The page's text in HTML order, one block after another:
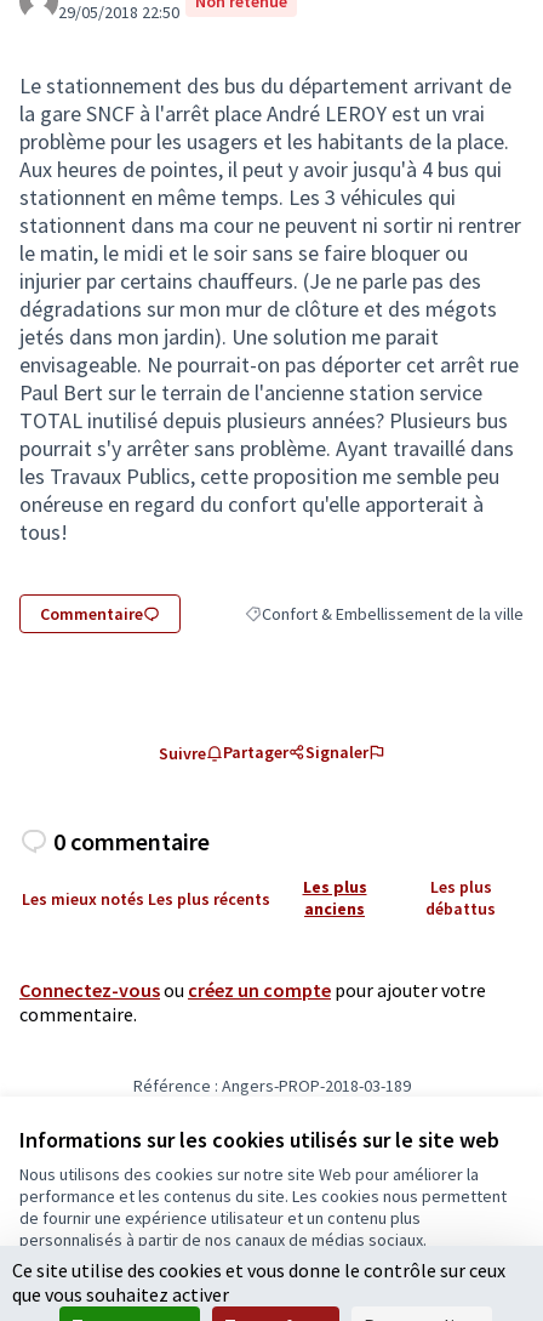
Informations sur les cookies utilisés sur le site web
Nous utilisons des cookies sur notre site Web pour améliorer la
performance et les contenus du site. Les cookies nous permettent
de fournir une expérience utilisateur et un contenu plus
personnalisés à partir de nos canaux de médias sociaux.
Tout accepter
Accepter seulement les cookies essentiels
29/05/2018 22:50
Le stationnement des bus du département arrivant de
la gare SNCF à l'arrêt place André LEROY est un vrai
problème pour les usagers et les habitants de la place.
Aux heures de pointes, il peut y avoir jusqu'à 4 bus qui
stationnent en même temps. Les 3 véhicules qui
stationnent dans ma cour ne peuvent ni sortir ni rentrer
le matin, le midi et le soir sans se faire bloquer ou
injurier par certains chauffeurs. (Je ne parle pas des
dégradations sur mon mur de clôture et des mégots
jetés dans mon jardin). Une solution me parait
envisageable. Ne pourrait-on pas déporter cet arrêt rue
Paul Bert sur le terrain de l'ancienne station service
TOTAL inutilisé depuis plusieurs années? Plusieurs bus
pourrait s'y arrêter sans problème. Ayant travaillé dans
les Travaux Publics, cette proposition me semble peu
onéreuse en regard du confort qu'elle apporterait à
tous!
Commentaire Filtrer les résultats de la catégorie :
Confort & Embellissement de la ville
Suivre Partager Signaler
0 commentaire
Les mieux notés Les plus récents
Les plus
anciens
Les plus
débattus
Connectez-vousou créez un compte pour ajouter votre
commentaire.
Référence : Angers-PROP-2018-03-189
Conditions d'utilisation
Paramètres des cookies
Ecrivons Angers sur X
(Lien externe)
Ecrivons Angers sur Facebook
(Lien externe)
Ce site utilise des cookies et vous donne le contrôle sur ceux
que vous souhaitez activer